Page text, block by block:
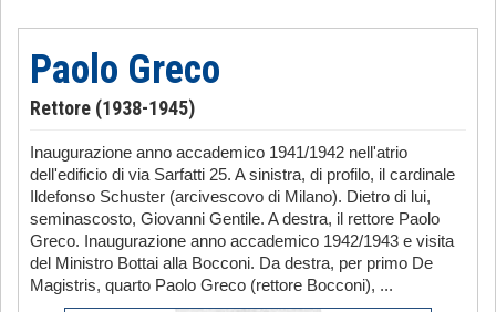
Paolo Greco
Rettore (1938-1945)
Inaugurazione anno accademico 1941/1942 nell'atrio
dell'edificio di via Sarfatti 25. A sinistra, di profilo, il cardinale
Ildefonso Schuster (arcivescovo di Milano). Dietro di lui,
seminascosto, Giovanni Gentile. A destra, il rettore Paolo
Greco. Inaugurazione anno accademico 1942/1943 e visita
del Ministro Bottai alla Bocconi. Da destra, per primo De
Magistris, quarto Paolo Greco (rettore Bocconi), ...